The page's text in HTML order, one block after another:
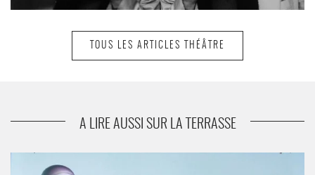
Fantasmagories 01/02
TOUS LES ARTICLES THÉÂTRE
A LIRE AUSSI SUR LA TERRASSE